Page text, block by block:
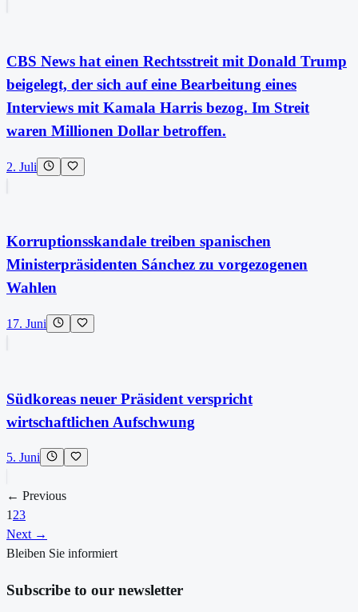
CBS News hat einen Rechtsstreit mit Donald Trump
beigelegt, der sich auf eine Bearbeitung eines
Interviews mit Kamala Harris bezog. Im Streit
waren Millionen Dollar betroffen.
2. Juli
Korruptionsskandale treiben spanischen
Ministerpräsidenten Sánchez zu vorgezogenen
Wahlen
17. Juni
Südkoreas neuer Präsident verspricht
wirtschaftlichen Aufschwung
5. Juni
← Previous
1 23
Next →
Bleiben Sie informiert
Subscribe to our newsletter